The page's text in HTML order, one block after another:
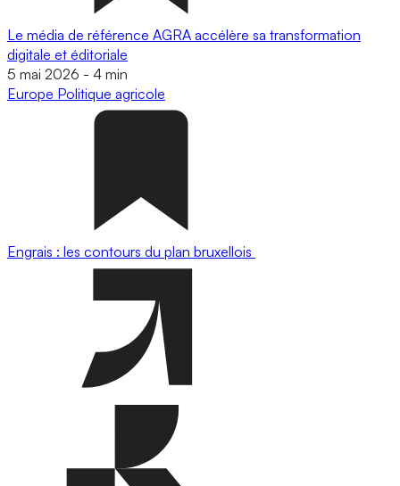
Le média de référence AGRA accélère sa transformation
digitale et éditoriale
5 mai 2026 - 4 min
Europe Politique agricole
Engrais : les contours du plan bruxellois